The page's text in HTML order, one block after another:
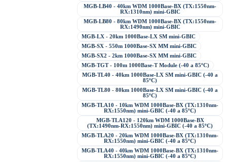
MGB-LB40 - 40km WDM 1000Base-BX (TX:1550nm-
RX:1310nm) mini-GBIC
MGB-LB80 - 80km WDM 1000Base-BX (TX:1550nm-
RX:1490nm) mini-GBIC
MGB-LX - 20km 1000Base-LX SM mini-GBIC
MGB-SX - 550m 1000Base-SX MM mini-GBIC
MGB-SX2 - 2km 1000Base-SX MM mini-GBIC
MGB-TGT - 100m 1000Base-T Module (-40 a 85ºC)
MGB-TL40 - 40km 1000Base-LX SM mini-GBIC (-40 a
85ºC)
MGB-TL80 - 80km 1000Base-LX SM mini-GBIC (-40 a
85ºC)
MGB-TLA10 - 10km WDM 1000Base-BX (TX:1310nm-
RX:1550nm) mini-GBIC (-40 a 85ºC)
MGB-TLA120 - 120km WDM 1000Base-BX
(TX:1490nm-RX:1550nm) mini-GBIC (-40 a 85ºC)
MGB-TLA20 - 20km WDM 1000Base-BX (TX:1310nm-
RX:1550nm) mini-GBIC (-40 a 85ºC)
MGB-TLA40 - 40km WDM 1000Base-BX (TX:1310nm-
RX:1550nm) mini-GBIC (-40 a 85ºC)